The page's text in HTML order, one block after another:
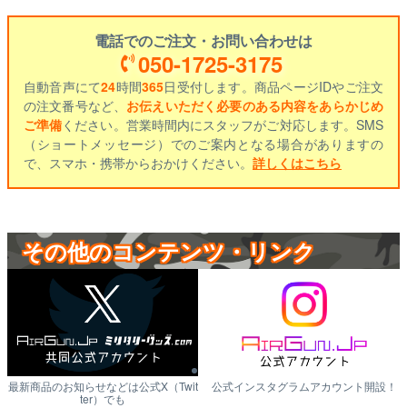
電話でのご注文・お問い合わせは
050-1725-3175
自動音声にて24時間365日受付します。商品ページIDやご注文
の注文番号など、 お伝えいただく必要のある内容をあらかじめ
ご準備ください。営業時間内にスタッフがご対応します。SMS
（ショートメッセージ）でのご案内となる場合がありますの
で、スマホ・携帯からおかけください。 詳しくはこちら
その他のコンテンツ・リンク
最新商品のお知らせなどは公式X（Twit
ter）でも
公式インスタグラムアカウント開設！